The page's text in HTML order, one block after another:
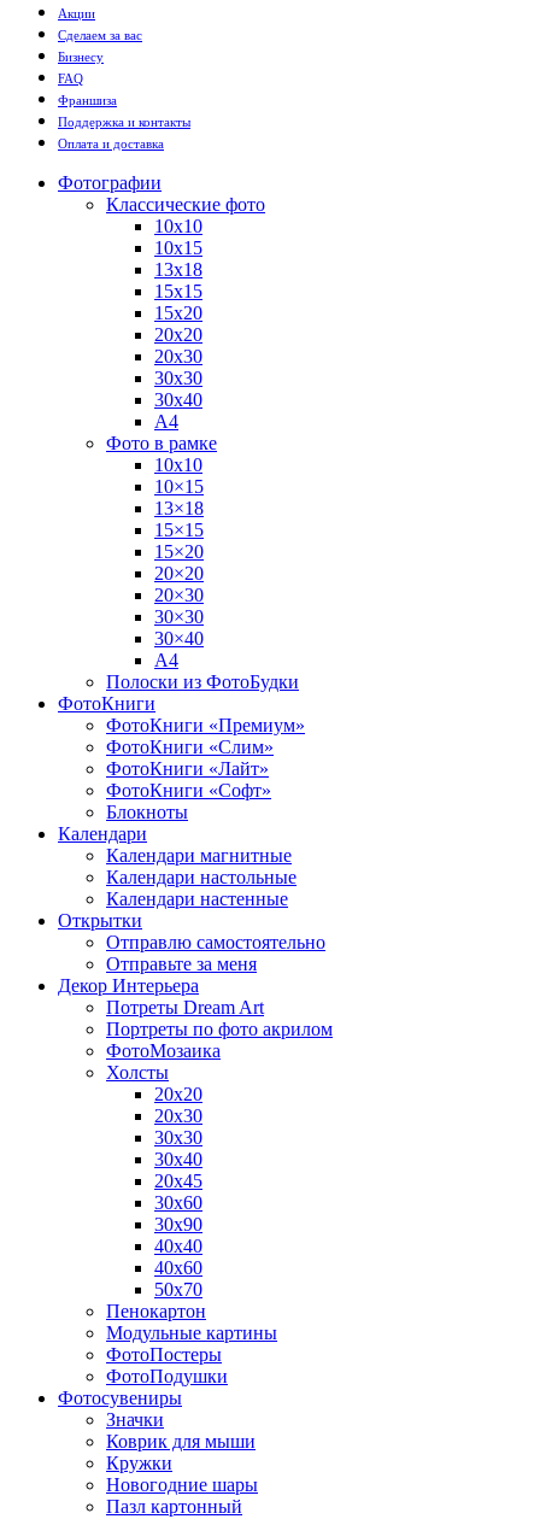
Акции
Сделаем за вас
Бизнесу
FAQ
Франшиза
Поддержка и контакты
Оплата и доставка
Фотографии
Классические фото
10х10
10х15
13х18
15х15
15х20
20х20
20х30
30х30
30х40
А4
Фото в рамке
10х10
10×15
13×18
15×15
15×20
20×20
20×30
30×30
30×40
A4
Полоски из ФотоБудки
ФотоКниги
ФотоКниги «Премиум»
ФотоКниги «Слим»
ФотоКниги «Лайт»
ФотоКниги «Софт»
Блокноты
Календари
Календари магнитные
Календари настольные
Календари настенные
Открытки
Отправлю самостоятельно
Отправьте за меня
Декор Интерьера
Потреты Dream Art
Портреты по фото акрилом
ФотоМозаика
Холсты
20х20
20х30
30х30
30х40
20х45
30х60
30х90
40х40
40х60
50х70
Пенокартон
Модульные картины
ФотоПостеры
ФотоПодушки
Фотоcувениры
Значки
Коврик для мыши
Кружки
Новогодние шары
Пазл картонный